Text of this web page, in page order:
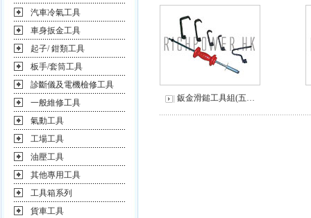
汽車冷氣工具
車身扳金工具
起子/ 鉗類工具
板手/套筒工具
診斷儀及電機檢修工具
一般維修工具
氣動工具
工場工具
油壓工具
其他專用工具
工具箱系列
貨車工具
鈑金滑鎚工具組(五…